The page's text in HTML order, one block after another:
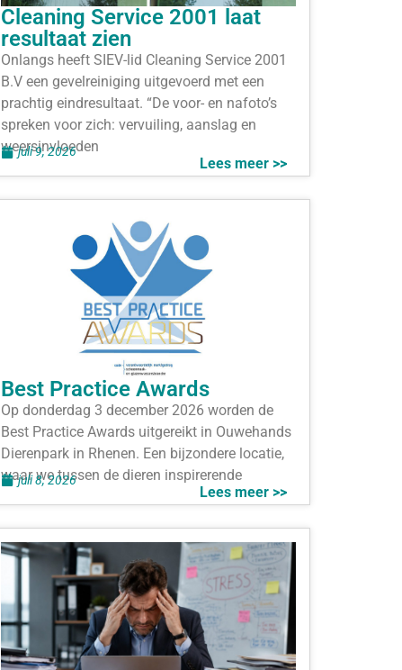
Cleaning Service 2001 laat
resultaat zien
Onlangs heeft SIEV-lid Cleaning Service 2001
B.V een gevelreiniging uitgevoerd met een
prachtig eindresultaat. “De voor- en nafoto’s
spreken voor zich: vervuiling, aanslag en
weersinvloeden
Lees meer >>
juli 9, 2026
Best Practice Awards
Op donderdag 3 december 2026 worden de
Best Practice Awards uitgereikt in Ouwehands
Dierenpark in Rhenen. Een bijzondere locatie,
waar we tussen de dieren inspirerende
Lees meer >>
juli 8, 2026